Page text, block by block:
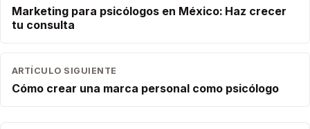
Marketing para psicólogos en México: Haz crecer
tu consulta
ARTÍCULO SIGUIENTE
Cómo crear una marca personal como psicólogo